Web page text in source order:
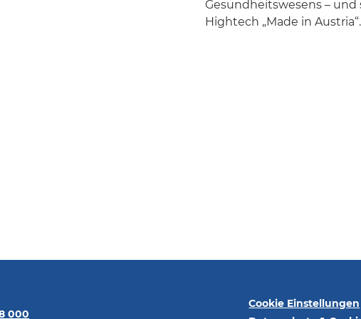
Gesundheitswesens –
Hightech „Made in Austria“.
000
Cookie Einstellungen